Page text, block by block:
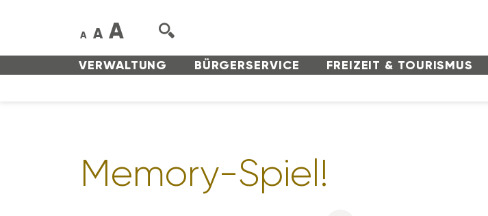
VERWAL­TUNG BÜRGER­SERVICE FREI­ZEIT & TOURISMUS
A A A
Memory-Spiel!